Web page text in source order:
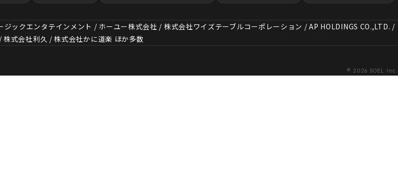
ジックエンタテインメント / ホーユー株式会社 / 株式会社ワイズテーブルコーポレーション / AP HOLDINGS CO.,LTD. /
式会社利久 / 株式会社かに​道楽 ほか​多数
© 2026 SOEL Inc.